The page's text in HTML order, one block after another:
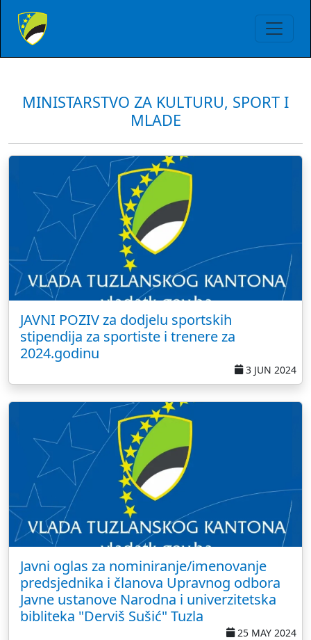
MINISTARSTVO ZA KULTURU, SPORT I
MLADE
JAVNI POZIV za dodjelu sportskih
stipendija za sportiste i trenere za
2024.godinu
3 JUN 2024
Javni oglas za nominiranje/imenovanje
predsjednika i članova Upravnog odbora
Javne ustanove Narodna i univerzitetska
bibliteka "Derviš Sušić" Tuzla
25 MAY 2024